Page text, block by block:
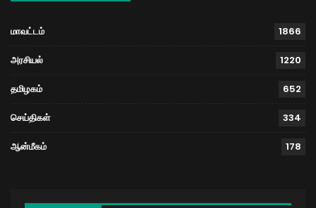
மாவட்டம் 1866
அரசியல் 1220
தமிழகம் 652
செய்திகள் 334
ஆன்மீகம் 178